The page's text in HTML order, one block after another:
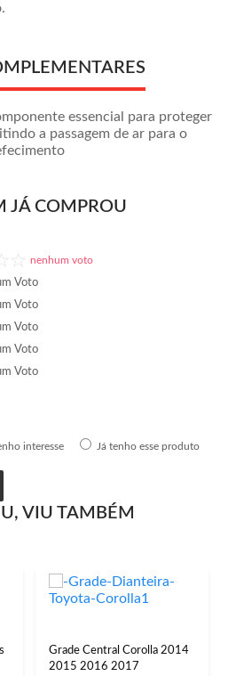
essencial para proteger
a passagem de ar para o
JÁ COMPROU
nenhum voto
Voto
Voto
Voto
Voto
Voto
interesse Já tenho esse produto
VIU TAMBÉM
Grade Central Corolla 2014
2015 2016 2017